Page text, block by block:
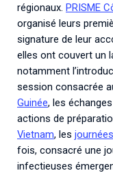
régionaux. PRISME
organisé leurs
signature de leur
elles ont couvert un
notamment
session consacrée
Guinée, les
actions de
Vietnam, les
fois, consacré une
infectieuses